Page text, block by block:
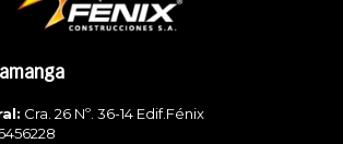
Cra. 26 Nº. 36-14 Edif.Fénix